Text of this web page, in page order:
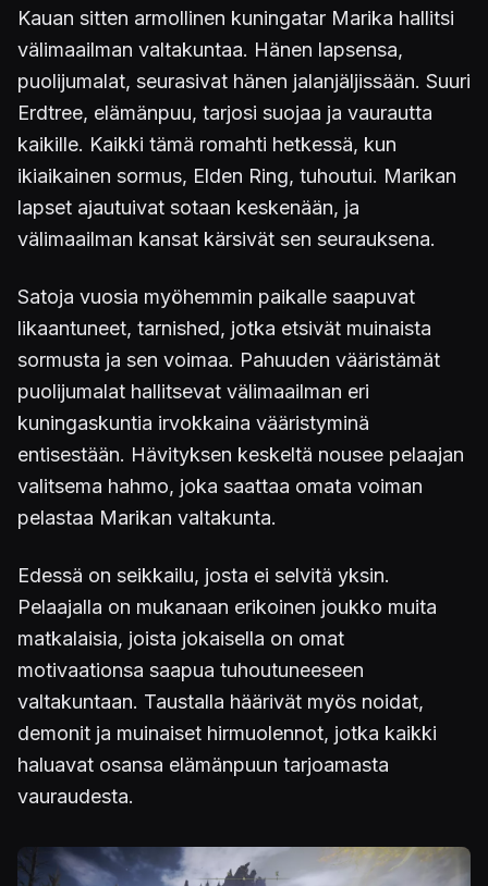
Kauan sitten armollinen kuningatar Marika hallitsi
välimaailman valtakuntaa. Hänen lapsensa,
puolijumalat, seurasivat hänen jalanjäljissään. Suuri
Erdtree, elämänpuu, tarjosi suojaa ja vaurautta
kaikille. Kaikki tämä romahti hetkessä, kun
ikiaikainen sormus, Elden Ring, tuhoutui. Marikan
lapset ajautuivat sotaan keskenään, ja
välimaailman kansat kärsivät sen seurauksena.
Satoja vuosia myöhemmin paikalle saapuvat
likaantuneet, tarnished, jotka etsivät muinaista
sormusta ja sen voimaa. Pahuuden vääristämät
puolijumalat hallitsevat välimaailman eri
kuningaskuntia irvokkaina vääristyminä
entisestään. Hävityksen keskeltä nousee pelaajan
valitsema hahmo, joka saattaa omata voiman
pelastaa Marikan valtakunta.
Edessä on seikkailu, josta ei selvitä yksin.
Pelaajalla on mukanaan erikoinen joukko muita
matkalaisia, joista jokaisella on omat
motivaationsa saapua tuhoutuneeseen
valtakuntaan. Taustalla häärivät myös noidat,
demonit ja muinaiset hirmuolennot, jotka kaikki
haluavat osansa elämänpuun tarjoamasta
vauraudesta.
Kuva